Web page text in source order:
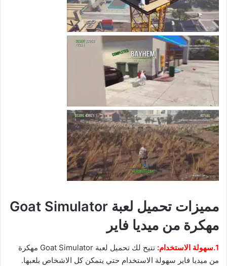
مميزات تحميل لعبة Goat Simulator
مهكرة من ميديا فاير
1.سهولة الاستخدام:
تتيح لك تحميل لعبة Goat Simulator مهكرة
من ميديا فاير سهولة الاستخدام حتي يتمكن كل الاشخاص بلعبها.